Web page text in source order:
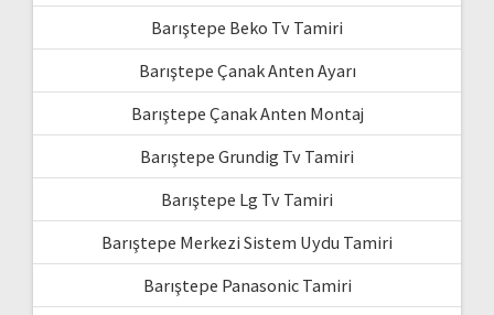
Barıştepe Beko Tv Tamiri
Barıştepe Çanak Anten Ayarı
Barıştepe Çanak Anten Montaj
Barıştepe Grundig Tv Tamiri
Barıştepe Lg Tv Tamiri
Barıştepe Merkezi Sistem Uydu Tamiri
Barıştepe Panasonic Tamiri